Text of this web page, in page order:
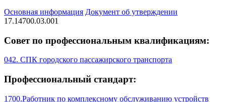
Основная информация Документ об утверждении
17.14700.03.001
Совет по профессиональным квалификациям:
042. СПК городского пассажирского транспорта
Профессиональный стандарт:
1700.Работник по комплексному обслуживанию устройств